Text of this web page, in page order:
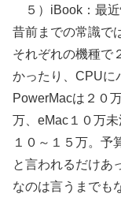
５）iBook：最近
昔前までの常識で
それぞれの機種で
かったり、CPUに
PowerMacは２０
万、eMac１０万
１０～１５万。予
と言われるだけあ
なのは言うまでも